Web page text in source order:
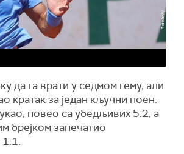
да га врати у седмом гему, али
кратак за један кључни поен.
повео са убедљивих 5:2, а
брејком запечатио
1:1.